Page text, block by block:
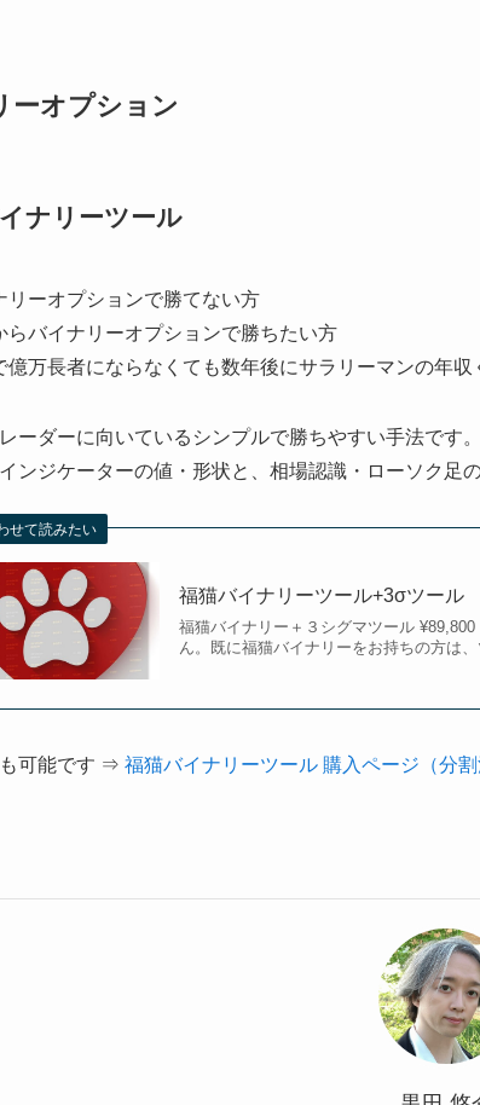
ーオプション
ナリーツール
リーオプションで勝てない方
らバイナリーオプションで勝ちたい方
億万長者にならなくても数年後にサラリーマンの年収
ーダーに向いているシンプルで勝ちやすい手法です。
ンジケーターの値・形状と、相場認識・ローソク足
せて読みたい
福猫バイナリーツール+3σツール
福猫バイナリー＋３シグマツール
ん。既に福猫バイナリーをお持ちの方は
可能です ⇒ 福猫バイナリーツール 購入ページ（分割